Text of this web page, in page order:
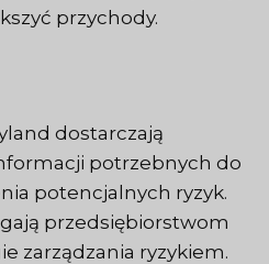
przychody.
dostarczają
potrzebnych do
potencjalnych ryzyk.
przedsiębiorstwom
zarządzania ryzykiem.